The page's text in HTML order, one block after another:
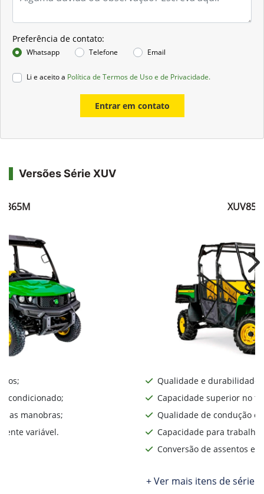
Preferência de contato:
Whatsapp Telefone Email
Li e aceito a Política de Termos de Uso e de Privacidade.
Entrar em contato
Versões Série XUV
condicionado;
as manobras;
variável.
Qualidade e durabilidade;
Capacidade superior no
Qualidade de condução o
Capacidade para
Conversão de assentos e
+ Ver mais itens de série